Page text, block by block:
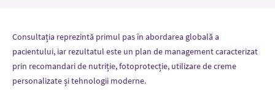
Consultația reprezintă primul pas în abordarea globală a
pacientului, iar rezultatul este un plan de management caracterizat
prin recomandari de nutriție, fotoprotecție, utilizare de creme
personalizate și tehnologii moderne.